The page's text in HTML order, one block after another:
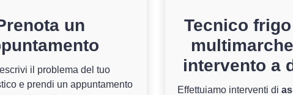
un
il problema del tuo
e prendi un appuntamento
Tecnico
intervento a
Effettuiamo interventi di